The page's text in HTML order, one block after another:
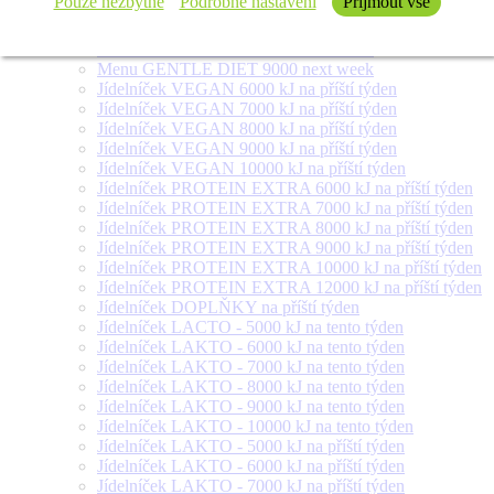
Menu GENTLE DIET 6000 next week
Menu GENTLE DIET 9000 next week
Jídelníček VEGAN 6000 kJ na příští týden
Jídelníček VEGAN 7000 kJ na příští týden
Jídelníček VEGAN 8000 kJ na příští týden
Jídelníček VEGAN 9000 kJ na příští týden
Jídelníček VEGAN 10000 kJ na příští týden
Jídelníček PROTEIN EXTRA 6000 kJ na příští týden
Jídelníček PROTEIN EXTRA 7000 kJ na příští týden
Jídelníček PROTEIN EXTRA 8000 kJ na příští týden
Jídelníček PROTEIN EXTRA 9000 kJ na příští týden
Jídelníček PROTEIN EXTRA 10000 kJ na příští týden
Jídelníček PROTEIN EXTRA 12000 kJ na příští týden
Jídelníček DOPLŇKY na příští týden
Jídelníček LACTO - 5000 kJ na tento týden
Jídelníček LAKTO - 6000 kJ na tento týden
Jídelníček LAKTO - 7000 kJ na tento týden
Jídelníček LAKTO - 8000 kJ na tento týden
Jídelníček LAKTO - 9000 kJ na tento týden
Jídelníček LAKTO - 10000 kJ na tento týden
Jídelníček LAKTO - 5000 kJ na příští týden
Jídelníček LAKTO - 6000 kJ na příští týden
Jídelníček LAKTO - 7000 kJ na příští týden